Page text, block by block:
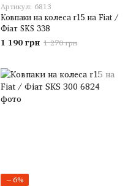
Артикул: 6813
Ковпаки на колеса r15 на Fiat /
Фіат SKS 338
1 190 грн 1 270 грн
−6%